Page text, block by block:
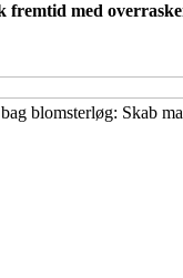
med
blomsterløg: Skab